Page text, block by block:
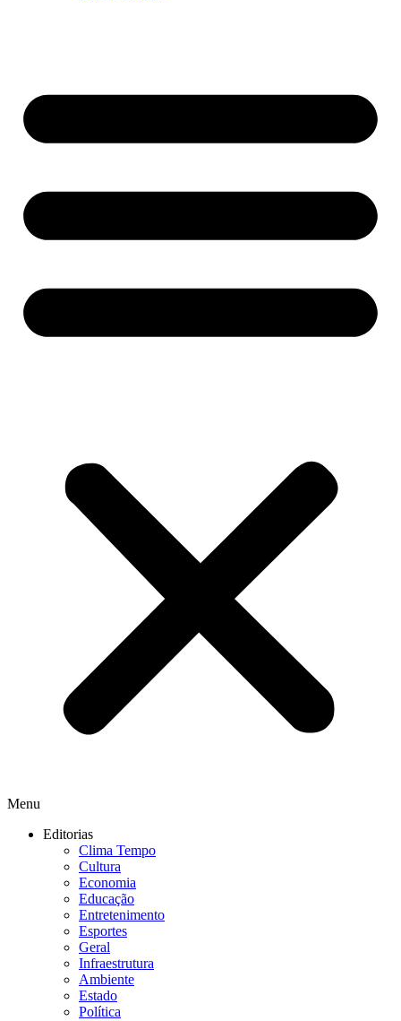
Menu
Editorias
Clima Tempo
Cultura
Economia
Educação
Entretenimento
Esportes
Geral
Infraestrutura
Ambiente
Estado
Política